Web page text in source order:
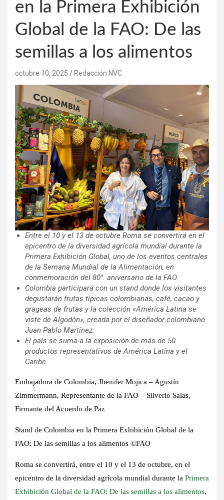
en la Primera Exhibición
Global de la FAO: De las
semillas a los alimentos
octubre 10, 2025 Redacción NVC
Entre el 10 y el 13 de octubre Roma se convertirá en el
epicentro de la diversidad agrícola mundial durante la
Primera Exhibición Global, uno de los eventos centrales
de la Semana Mundial de la Alimentación, en
conmemoración del 80°. aniversario de la FAO.
Colombia participará con un stand donde los visitantes
degustarán frutas típicas colombianas, café, cacao y
grageas de frutas y la colección «América Latina se
viste de Algodón», creada por el diseñador colombiano
Juan Pablo Martínez.
El país se suma a la exposición de más de 50
productos representativos de América Latina y el
Caribe.
Embajadora de Colombia, Jhenifer Mojica – Agustín
Zimmermann, Representante de la FAO – Silverio Salas,
Firmante del Acuerdo de Paz
Stand de Colombia en la Primera Exhibición Global de la
FAO: De las semillas a los alimentos ©️FAO
Roma se convertirá, entre el 10 y el 13 de octubre, en el
epicentro de la diversidad agrícola mundial durante la Primera
Exhibición Global de la FAO: De las semillas a los alimentos,